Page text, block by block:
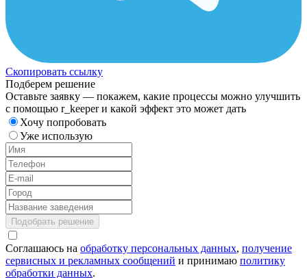
Скопировать ссылку
Подберем решение
Оставьте заявку — покажем, какие процессы можно улучшить
с помощью r_keeper и какой эффект это может дать
Хочу попробовать
Уже использую
Подобрать решение
Соглашаюсь на обработку персональных данных, получение
сервисных и рекламных сообщений и принимаю политику
обработки данных.